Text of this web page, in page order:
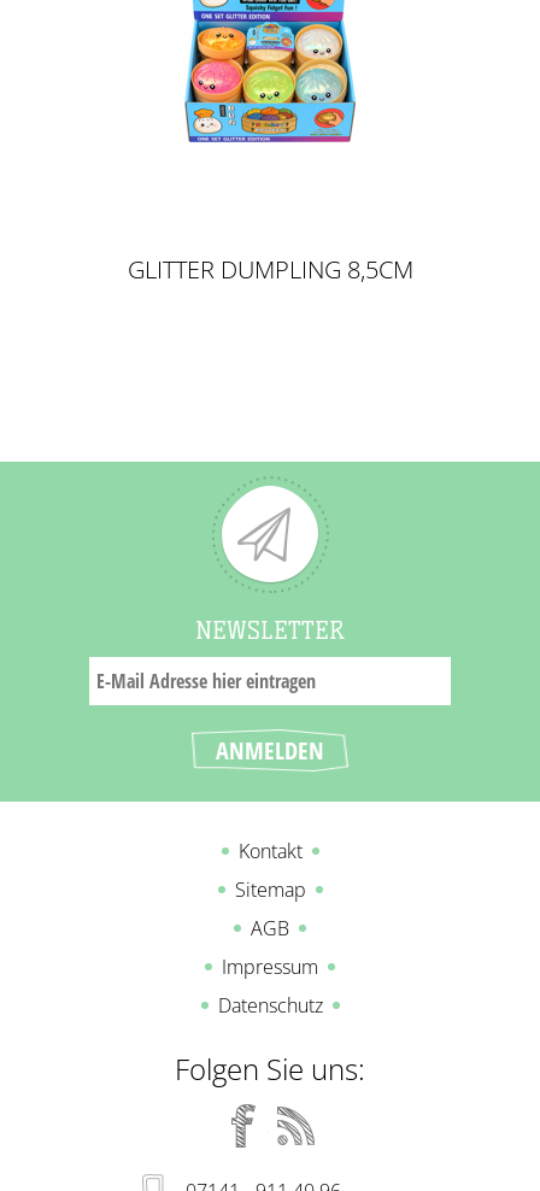
GLITTER DUMPLING 8,5CM
NEWSLETTER
Kontakt
Sitemap
AGB
Impressum
Datenschutz
Folgen Sie uns: